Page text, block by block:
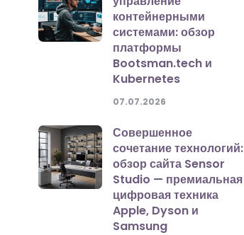
контейнерными
системами: обзор
платформы
Bootsman.tech и
Kubernetes
07.07.2026
Совершенное
сочетание технологий:
обзор сайта Sensor
Studio — премиальная
цифровая техника
Apple, Dyson и
Samsung